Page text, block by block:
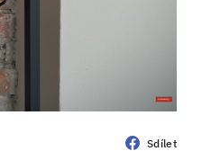
Sdílet